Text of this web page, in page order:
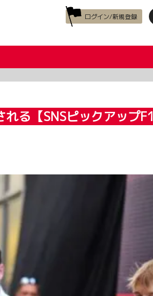
ログイン/新規登録
る【SNSピックアップF1